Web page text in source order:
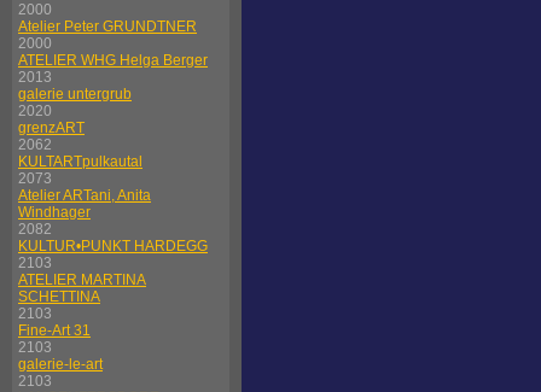
2000
Atelier Peter GRUNDTNER
2000
ATELIER WHG Helga Berger
2013
galerie untergrub
2020
grenzART
2062
KULTARTpulkautal
2073
Atelier ARTani, Anita
Windhager
2082
KULTUR•PUNKT HARDEGG
2103
ATELIER MARTINA
SCHETTINA
2103
Fine-Art 31
2103
galerie-le-art
2103